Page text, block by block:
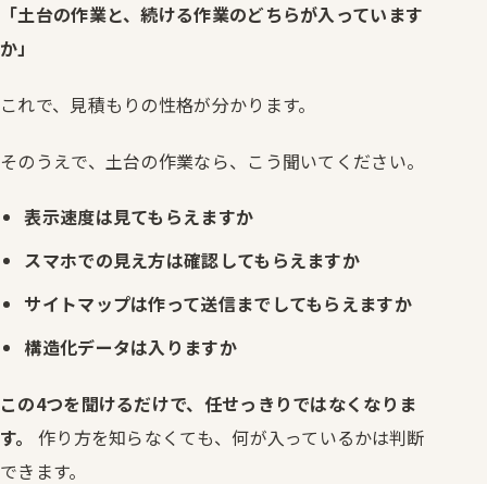
「土台の作業と、続ける作業のどちらが入っています
か」
これで、見積もりの性格が分かります。
そのうえで、土台の作業なら、こう聞いてください。
表示速度は見てもらえますか
スマホでの見え方は確認してもらえますか
サイトマップは作って送信までしてもらえますか
構造化データは入りますか
この4つを聞けるだけで、任せっきりではなくなりま
す。
作り方を知らなくても、何が入っているかは判断
できます。